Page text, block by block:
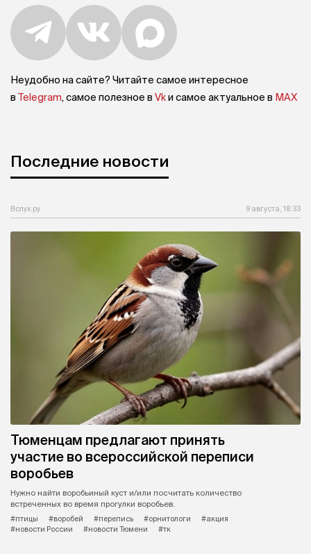
постановочной сцены, даже кадра», — отметила
Татьяна Воротилова.
и в эфире 21 канала кабельного телевидения
«Тюменское время».
Неудобно на сайте? Читайте самое интересное
, самое полезное вVkи самое актуальное в
Последние новости
9 августа, 18:33